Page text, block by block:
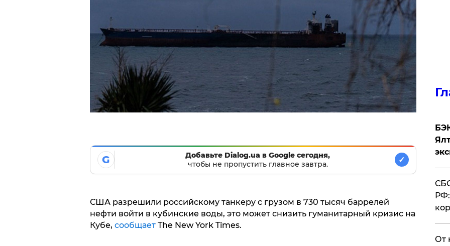
G
Добавьте Dialog.ua в Google сегодня,
чтобы не пропустить главное завтра.
✓
США разрешили российскому танкеру с грузом в 730 тысяч баррелей
нефти войти в кубинские воды, это может снизить гуманитарный кризис на
Кубе, сообщаетThe New York Times.
От